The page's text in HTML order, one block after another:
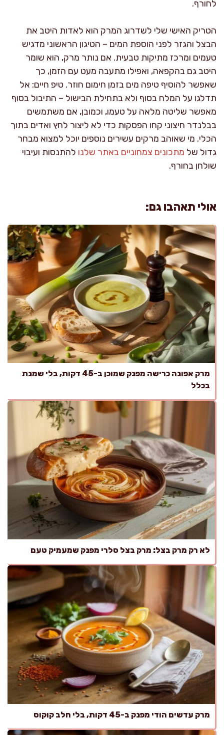
לחורף.
הטריק האישי שלי לשדרוג המרק הוא לאדות היטב את
הבצל והגזר לפני הוספת המים – הטיגון הראשוני מדגיש
טעמים ומרכז מתיקות טבעית. אם נותר מרק, הוא שומר
היטב גם בהקפאה, ואפילו מתעבה מעט עם הזמן, כך
שאפשר להוסיף טיפה מים בזמן חימום חוזר. טיפ חיים: אל
תדלגו על המלח בסוף ולא בתחילת הבישול – התיבול בסוף
מאפשר שליטה מלאה על טעמו, וכמובן, אם משתמשים
בבלנדר חיצוני קחו הפסקות כדי לא ליצור לחץ ואדים בתוך
הכלי. מי שאוהב מרקים עשירים נוספים יוכל למצוא מבחר
גדול של מתכונים צמחוניים באתר שלנו להתנסות ועיבוי
שולחן בחורף.
אולי תאהבו גם:
מרק אפונה כרישה מפנק שמוכן ב-45 דקות, בלי שמנת
בכלל
לא רק מרק בצל: מרק בצל סלרי מפנק שמעמיק טעם
מרק עדשים הודי מפנק ב-45 דקות, בלי חלב קוקוס